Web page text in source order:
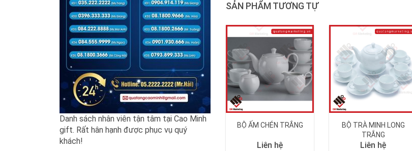
SẢN PHẨM TƯƠNG TỰ
BỘ ẤM CHÉN TRẮNG
Liên hệ
BỘ TRÀ MINH LONG
TRẮNG
Liên hệ
Danh sách nhân viên tận tâm tại Cao Minh
gift. Rất hân hạnh được phục vụ quý
khách!